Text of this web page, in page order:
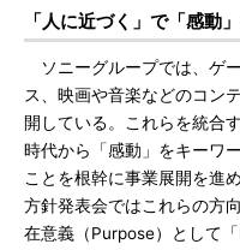
「人に近づく」で「感動
ソニーグループでは、ゲ
ス、映画や音楽などのコン
開している。これらを統合
時代から「感動」をキーワ
ことを根幹に事業展開を進
方針発表会ではこれらの方
在意義（Purpose）として